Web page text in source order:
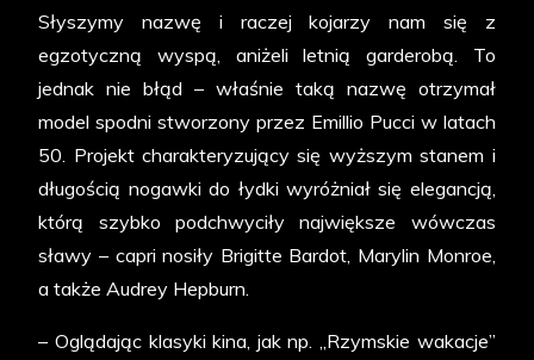
Słyszymy nazwę i raczej kojarzy nam się z
egzotyczną wyspą, aniżeli letnią garderobą. To
jednak nie błąd – właśnie taką nazwę otrzymał
model spodni stworzony przez Emillio Pucci w latach
50. Projekt charakteryzujący się wyższym stanem i
długością nogawki do łydki wyróżniał się elegancją,
którą szybko podchwyciły największe wówczas
sławy – capri nosiły Brigitte Bardot, Marylin Monroe,
a także Audrey Hepburn.
– Oglądając klasyki kina, jak np. „Rzymskie wakacje”